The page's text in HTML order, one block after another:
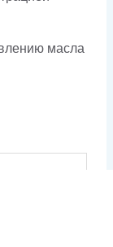
масла